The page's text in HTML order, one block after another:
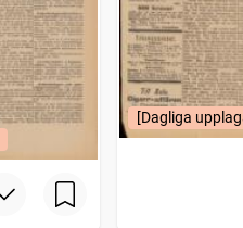
[Dagliga